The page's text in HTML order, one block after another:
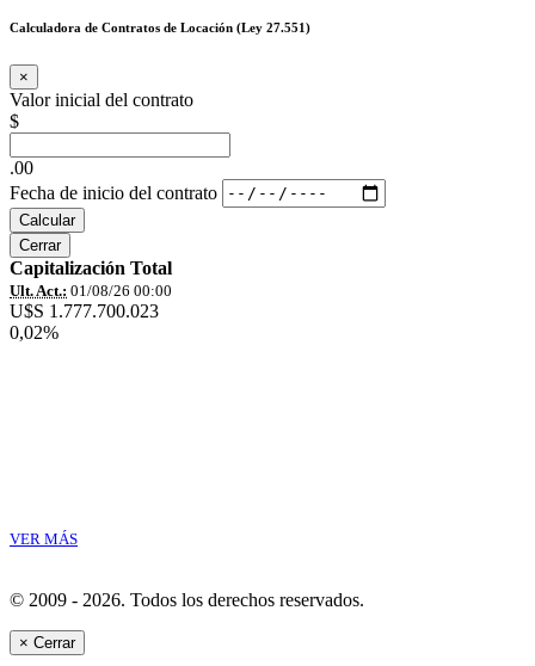
Calculadora de Contratos de Locación (Ley 27.551)
×
Valor inicial del contrato
$
.00
Fecha de inicio del contrato
Calcular
Cerrar
Capitalización Total
Ult. Act.: 01/08/26 00:00
U$S 1.777.700.023
0,02%
VER MÁS
© 2009 - 2026. Todos los derechos reservados.
× Cerrar